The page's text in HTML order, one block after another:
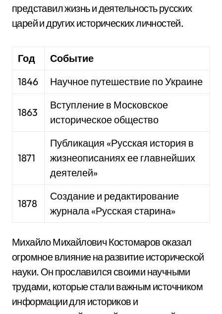
представил жизнь и деятельность русских
царей и других исторических личностей.
Год
Событие
1846
Научное путешествие по Украине
1863
Вступление в Московское
историческое общество
1871
Публикация «Русская история в
жизнеописаниях ее главнейших
деятелей»
1878
Создание и редактирование
журнала «Русская старина»
Михайло Михайлович Костомаров оказал
огромное влияние на развитие исторической
науки. Он прославился своими научными
трудами, которые стали важным источником
информации для историков и